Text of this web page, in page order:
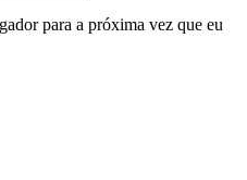
para a próxima vez que eu